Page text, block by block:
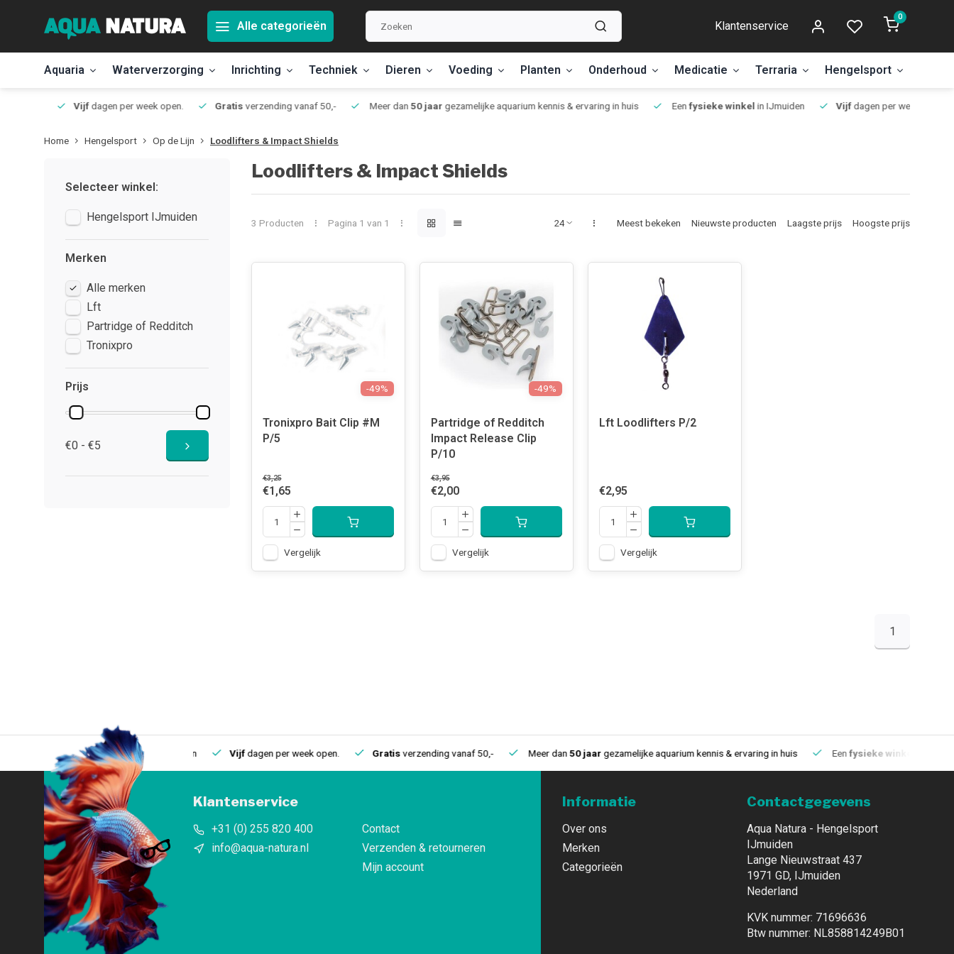
Alle categorieën Klantenservice
0
Aquaria Waterverzorging Inrichting Techniek Dieren Voeding Planten Onderhoud Medicatie Terraria Hengelsport
Vijfdagen per week open. Gratisverzending vanaf 50,- Meer dan50 jaargezamelijke aquarium kennis & ervaring in huis Eenfysieke winkelin IJmuiden Vijfdagen per week open.
Home Hengelsport Op de Lijn Loodlifters & Impact Shields
Selecteer winkel:
Hengelsport IJmuiden
Merken
Alle merken
Lft
Partridge of Redditch
Tronixpro
Prijs
€0 - €5
Loodlifters & Impact Shields
3 Producten Pagina 1 van 1 Meest bekeken Nieuwste producten Laagste prijs Hoogste prijs
-49%
Tronixpro Bait Clip #M
P/5
€3,25
€1,65
Vergelijk
-49%
Partridge of Redditch
Impact Release Clip
P/10
€3,95
€2,00
Vergelijk
Lft Loodlifters P/2
€2,95
Vergelijk
1
Eenfysieke winkelin IJmuiden Vijf dagen per week open. Gratisverzending vanaf 50,- Meer dan50 jaargezamelijke aquarium kennis & ervaring in huis Een fysieke winkelin IJmuiden
Klantenservice
+31 (0) 255 820 400
info@aqua-natura.nl
Contact
Verzenden & retourneren
Mijn account
Informatie
Over ons
Merken
Categorieën
Contactgegevens
Aqua Natura - Hengelsport
IJmuiden
Lange Nieuwstraat 437
1971 GD, IJmuiden
Nederland
KVK nummer: 71696636
Btw nummer: NL858814249B01